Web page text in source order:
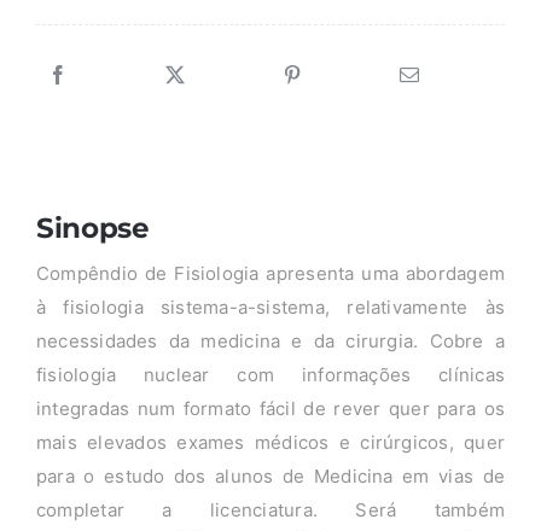
Sinopse
Compêndio de Fisiologia apresenta uma abordagem
à fisiologia sistema-a-sistema, relativamente às
necessidades da medicina e da cirurgia. Cobre a
fisiologia nuclear com informações clínicas
integradas num formato fácil de rever quer para os
mais elevados exames médicos e cirúrgicos, quer
para o estudo dos alunos de Medicina em vias de
completar a licenciatura. Será também